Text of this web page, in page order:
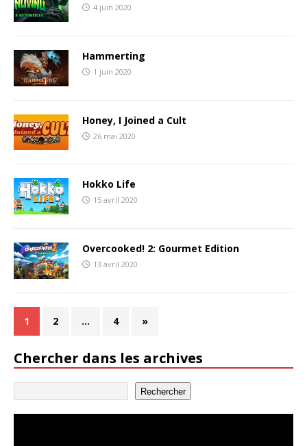
4 juin 2020
Hammerting
1 juin 2020
Honey, I Joined a Cult
26 mai 2020
Hokko Life
15 avril 2020
Overcooked! 2: Gourmet Edition
13 avril 2020
1 2 … 4 »
Chercher dans les archives
Rechercher